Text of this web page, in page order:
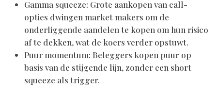
Gamma squeeze: Grote aankopen van call-
opties dwingen market makers om de
onderliggende aandelen te kopen om hun risico
af te dekken, wat de koers verder opstuwt.
Puur momentum: Beleggers kopen puur op
basis van de stijgende lijn, zonder een short
squeeze als trigger.